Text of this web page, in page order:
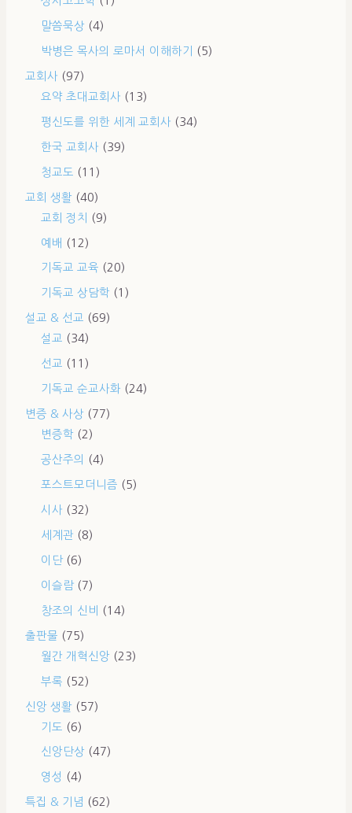
말씀묵상 (4)
박병은 목사의 로마서 이해하기 (5)
교회사 (97)
요약 초대교회사 (13)
평신도를 위한 세계 교회사 (34)
한국 교회사 (39)
청교도 (11)
교회 생활 (40)
교회 정치
(9)
예배 (12)
기독교 교육 (20)
기독교 상담학 (1)
설교 & 선교 (69)
설교 (34)
선교 (11)
기독교 순교사화 (24)
변증 & 사상 (77)
변증학 (2)
공산주의 (4)
포스트모더니즘 (5)
시사 (32)
세계관 (8)
이단 (6)
이슬람 (7)
창조의 신비 (14)
출판물 (75)
월간 개혁신앙 (23)
부록 (52)
신앙 생활 (57)
기도 (6)
신앙단상 (47)
영성 (4)
특집 & 기념 (62)